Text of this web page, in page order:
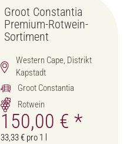
Groot Constantia
Premium-Rotwein-
Sortiment
Western Cape, Distrikt
Kapstadt
Groot Constantia
Rotwein
150,00 € *
33,33 € pro 1 l